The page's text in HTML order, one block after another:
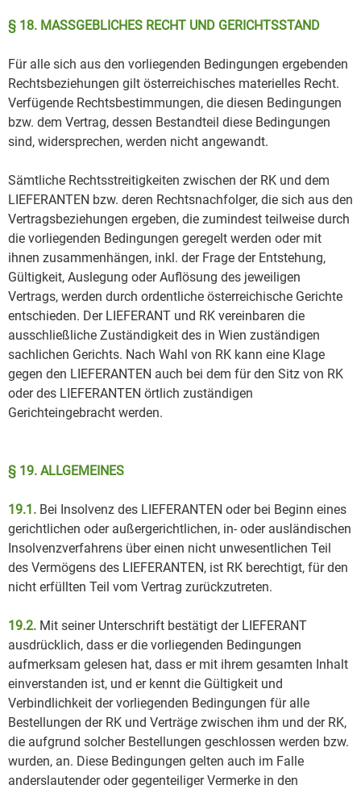
§ 18. MASSGEBLICHES RECHT UND GERICHTSSTAND
Für alle sich aus den vorliegenden Bedingungen ergebenden
Rechtsbeziehungen gilt österreichisches materielles Recht.
Verfügende Rechtsbestimmungen, die diesen Bedingungen
bzw. dem Vertrag, dessen Bestandteil diese Bedingungen
sind, widersprechen, werden nicht angewandt.
Sämtliche Rechtsstreitigkeiten zwischen der RK und dem
LIEFERANTEN bzw. deren Rechtsnachfolger, die sich aus den
Vertragsbeziehungen ergeben, die zumindest teilweise durch
die vorliegenden Bedingungen geregelt werden oder mit
ihnen zusammenhängen, inkl. der Frage der Entstehung,
Gültigkeit, Auslegung oder Auflösung des jeweiligen
Vertrags, werden durch ordentliche österreichische Gerichte
entschieden. Der LIEFERANT und RK vereinbaren die
ausschließliche Zuständigkeit des in Wien zuständigen
sachlichen Gerichts. Nach Wahl von RK kann eine Klage
gegen den LIEFERANTEN auch bei dem für den Sitz von RK
oder des LIEFERANTEN örtlich zuständigen
Gerichteingebracht werden.
§ 19. ALLGEMEINES
19.1. Bei Insolvenz des LIEFERANTEN oder bei Beginn eines
gerichtlichen oder außergerichtlichen, in- oder ausländischen
Insolvenzverfahrens über einen nicht unwesentlichen Teil
des Vermögens des LIEFERANTEN, ist RK berechtigt, für den
nicht erfüllten Teil vom Vertrag zurückzutreten.
19.2. Mit seiner Unterschrift bestätigt der LIEFERANT
ausdrücklich, dass er die vorliegenden Bedingungen
aufmerksam gelesen hat, dass er mit ihrem gesamten Inhalt
einverstanden ist, und er kennt die Gültigkeit und
Verbindlichkeit der vorliegenden Bedingungen für alle
Bestellungen der RK und Verträge zwischen ihm und der RK,
die aufgrund solcher Bestellungen geschlossen werden bzw.
wurden, an. Diese Bedingungen gelten auch im Falle
anderslautender oder gegenteiliger Vermerke in den